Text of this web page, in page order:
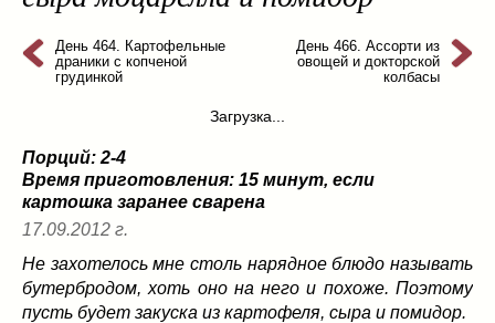
из слоеного теста
на пикник (13)
ни то, ни се
сладкие блюда
супы(99)
борщ
солянка (4)
День 464. Картофельные
драники с копченой
грудинкой
День 466. Ассорти из
овощей и докторской
колбасы
Загрузка...
Порций: 2-4
Время приготовления: 15 минут, если
картошка заранее сварена
17.09.2012 г.
Не захотелось мне столь нарядное блюдо называть
бутербродом, хоть оно на него и похоже. Поэтому
пусть будет закуска из картофеля, сыра и помидор.